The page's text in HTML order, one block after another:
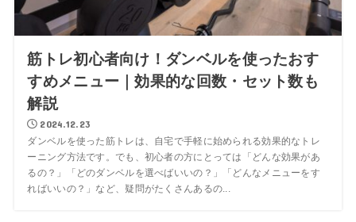
筋トレ初心者向け！ダンベルを使ったおす
すめメニュー｜効果的な回数・セット数も
解説
2024.12.23
ダンベルを使った筋トレは、自宅で手軽に始められる効果的なトレ
ーニング方法です。でも、初心者の方にとっては「どんな効果があ
るの？」「どのダンベルを選べばいいの？」「どんなメニューをす
ればいいの？」など、疑問がたくさんあるの...